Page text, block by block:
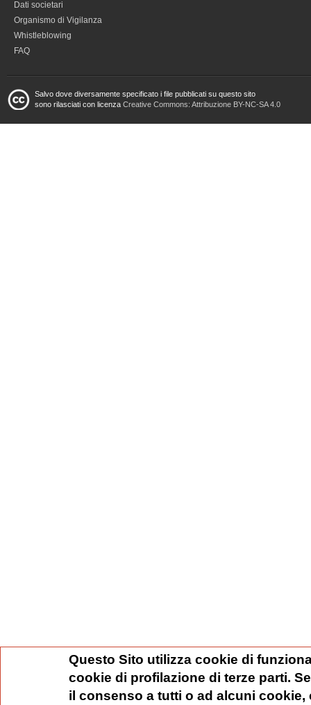
Dati societari
Organismo di Vigilanza
Whistleblowing
FAQ
Salvo dove diversamente specificato i file pubblicati su questo sito
sono rilasciati con licenza Creative Commons: Attribuzione BY-NC-SA 4.0
Questo Sito utilizza cookie di
cookie di profilazione di terze parti.
il consenso a tutti o ad alcuni